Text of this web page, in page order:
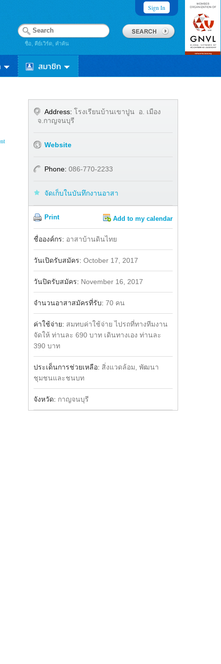
Sign In
ชื่อ, คีย์เวิร์ด, คำค้น
สมาชิก
Address: โรงเรียนบ้านเขาปูน อ. เมือง
จ.กาญจนบุรี
Website
Phone: 086-770-2233
จัดเก็บในบันทึกงานอาสา
Print Add to my calendar
Facebook
ชื่อองค์กร: อาสาบ้านดินไทย
วันเปิดรับสมัคร: October 17, 2017
วันปิดรับสมัคร: November 16, 2017
จำนวนอาสาสมัครที่รับ: 70 คน
ค่าใช้จ่าย: สมทบค่าใช้จ่าย ไปรถที่ทางทีมงาน
จัดให้ ท่านละ 690 บาท เดินทางเอง ท่านละ
390 บาท
ประเด็นการช่วยเหลือ: สิ่งแวดล้อม, พัฒนา
ชุมชนและชนบท
จังหวัด: กาญจนบุรี